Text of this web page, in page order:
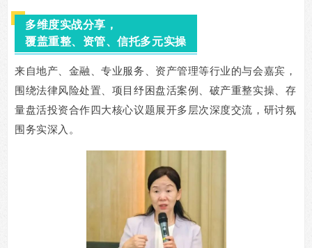
多维度实战分享，
覆盖重整、资管、信托多元实操
来自地产、金融、专业服务、资产管理等行业的与会嘉宾，
围绕法律风险处置、项目纾困盘活案例、破产重整实操、存
量盘活投资合作四大核心议题展开多层次深度交流，研讨氛
围务实深入。